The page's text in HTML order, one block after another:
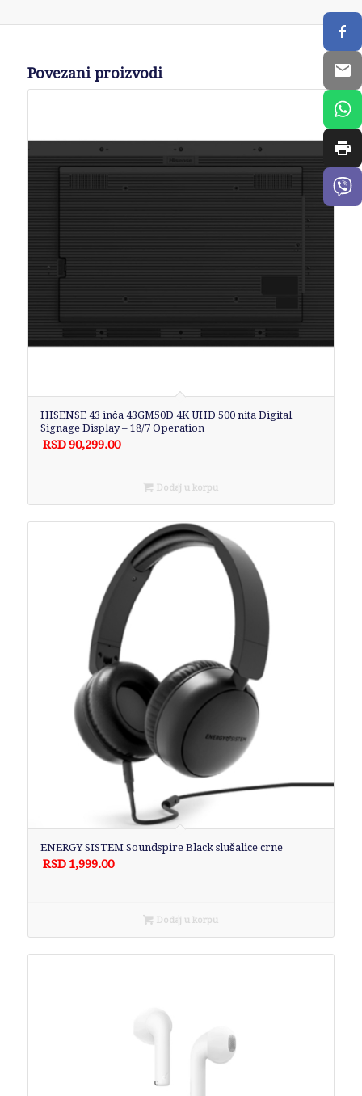
Povezani proizvodi
HISENSE 43 inča 43GM50D 4K UHD 500 nita Digital
Signage Display – 18/7 Operation
RSD90,299.00
Dodaj u korpu
ENERGY SISTEM Soundspire Black slušalice crne
RSD 1,999.00
Dodaj u korpu